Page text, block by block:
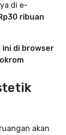
di e-
ribuan
di browser
akan